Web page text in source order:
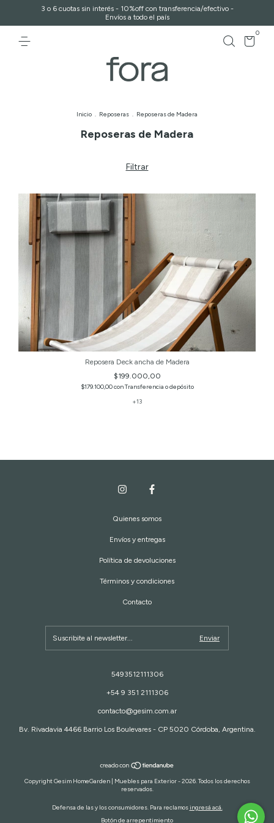
3 o 6 cuotas sin interés - 10%off con transferencia/efectivo -
Envíos a todo el país
0
Inicio . Reposeras . Reposeras de Madera
Reposeras de Madera
Filtrar
Reposera Deck ancha de Madera
$199.000,00
$179.100,00conTransferencia o depósito
+13
Quienes somos
Envíos y entregas
Política de devoluciones
Términos y condiciones
Contacto
5493512111306
+54 9 351 2111306
contacto@gesim.com.ar
Bv. Rivadavia 4466 Barrio Los Boulevares - CP 5020 Córdoba, Argentina.
Copyright Gesim HomeGarden | Muebles para Exterior - 2026. Todos los derechos
reservados.
Defensa de las y los consumidores. Para reclamosingresá acá.
Botón de arrepentimiento